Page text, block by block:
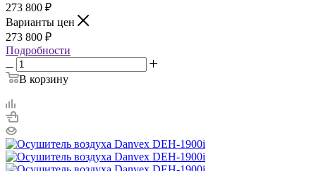
273 800 ₽
Варианты цен
273 800 ₽
Подробности
В корзину